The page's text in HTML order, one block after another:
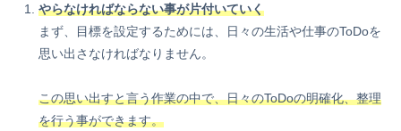
やらなければならない事が片付いていく
まず、目標を設定するためには、日々の生活や仕事のToDoを
思い出さなければなりません。
この思い出すと言う作業の中で、日々のToDoの明確化、整理
を行う事ができます。